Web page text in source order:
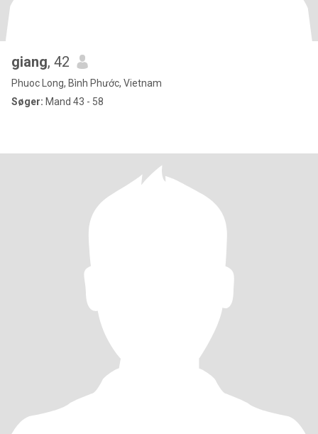
giang, 42
Phuoc Long, Bình Phước, Vietnam
Søger: Mand 43 - 58